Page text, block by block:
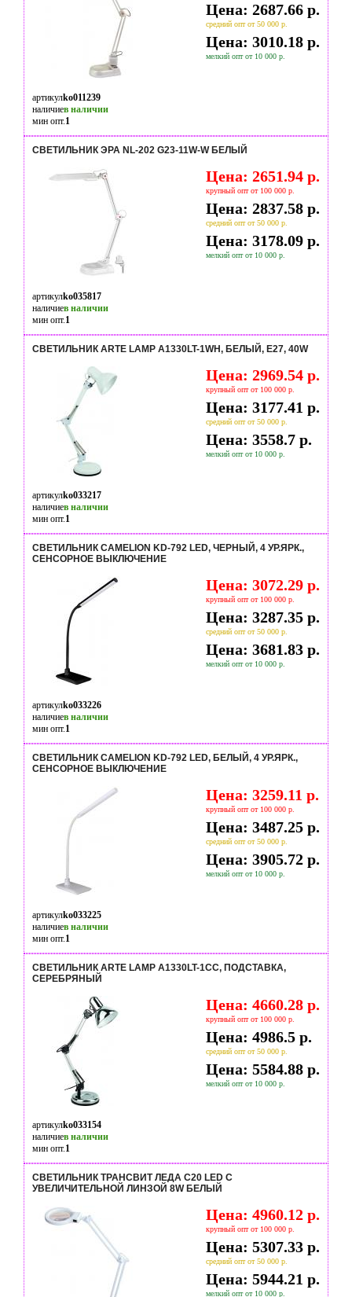
Цена: 2687.66 р.
средний опт от 50 000 р.
Цена: 3010.18 р.
мелкий опт от 10 000 р.
артикулko011239
наличиев наличии
мин опт.1
СВЕТИЛЬНИК ЭРА NL-202 G23-11W-W БЕЛЫЙ
Цена: 2651.94 р.
крупный опт от 100 000 р.
Цена: 2837.58 р.
средний опт от 50 000 р.
Цена: 3178.09 р.
мелкий опт от 10 000 р.
артикулko035817
наличиев наличии
мин опт.1
СВЕТИЛЬНИК ARTE LAMP A1330LT-1WH, БЕЛЫЙ, Е27, 40W
Цена: 2969.54 р.
крупный опт от 100 000 р.
Цена: 3177.41 р.
средний опт от 50 000 р.
Цена: 3558.7 р.
мелкий опт от 10 000 р.
артикулko033217
наличиев наличии
мин опт.1
СВЕТИЛЬНИК CAMELION KD-792 LED, ЧЕРНЫЙ, 4 УР.ЯРК.,
СЕНСОРНОЕ ВЫКЛЮЧЕНИЕ
Цена: 3072.29 р.
крупный опт от 100 000 р.
Цена: 3287.35 р.
средний опт от 50 000 р.
Цена: 3681.83 р.
мелкий опт от 10 000 р.
артикулko033226
наличиев наличии
мин опт.1
СВЕТИЛЬНИК CAMELION KD-792 LED, БЕЛЫЙ, 4 УР.ЯРК.,
СЕНСОРНОЕ ВЫКЛЮЧЕНИЕ
Цена: 3259.11 р.
крупный опт от 100 000 р.
Цена: 3487.25 р.
средний опт от 50 000 р.
Цена: 3905.72 р.
мелкий опт от 10 000 р.
артикулko033225
наличиев наличии
мин опт.1
СВЕТИЛЬНИК ARTE LAMP A1330LT-1CC, ПОДСТАВКА,
СЕРЕБРЯНЫЙ
Цена: 4660.28 р.
крупный опт от 100 000 р.
Цена: 4986.5 р.
средний опт от 50 000 р.
Цена: 5584.88 р.
мелкий опт от 10 000 р.
артикулko033154
наличиев наличии
мин опт.1
СВЕТИЛЬНИК ТРАНСВИТ ЛЕДА С20 LED С
УВЕЛИЧИТЕЛЬНОЙ ЛИНЗОЙ 8W БЕЛЫЙ
Цена: 4960.12 р.
крупный опт от 100 000 р.
Цена: 5307.33 р.
средний опт от 50 000 р.
Цена: 5944.21 р.
мелкий опт от 10 000 р.